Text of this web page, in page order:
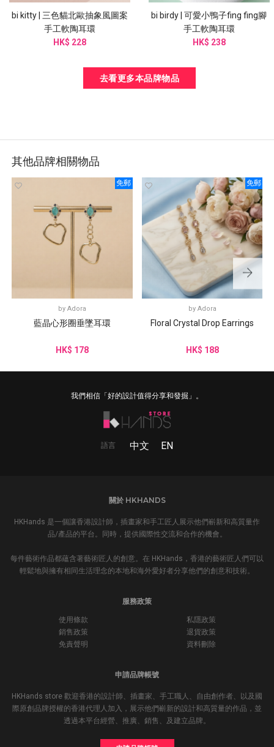
bi kitty | 三色貓北歐抽象風圖案
手工軟陶耳環
HK$ 228
bi birdy | 可愛小鴨子fing fing腳
手工軟陶耳環
HK$ 238
去看更多本品牌物品
其他品牌相關物品
免郵
by Adora
藍晶心形圈垂墜耳環
HK$ 178
免郵
by Adora
Floral Crystal Drop Earrings
HK$ 188
我們相信「好的設計值得分享和發掘」。
語言 中文 EN
關於 HKHANDS
HKHands 是一個讓香港設計師，插畫家和手工匠人展示他們嶄新和高質量作
品/產品的平台。同時，提供國際性交流和合作的機會。
每件藝術作品都蘊含著藝術匠人的創意。在 HKHands，香港的藝術匠人們可以
輕鬆地與擁有相同生活理念的本地和海外愛好者分享他們的創意和技術。
服務政策
使用條款
私隱政策
銷售政策
退貨政策
免責聲明
資料刪除
申請品牌帳號
HKHands store 歡迎香港的設計師、插畫家、手工職人、自由創作者、以及國
際原創品牌授權的香港代理人加入，展示他們嶄新的設計和高質量的作品，並
透過本平台經營、推廣、銷售、及建立品牌。